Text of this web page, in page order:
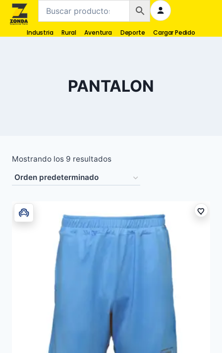
Industria Rural Aventura Deporte Cargar Pedido
PANTALON
Mostrando los 9 resultados